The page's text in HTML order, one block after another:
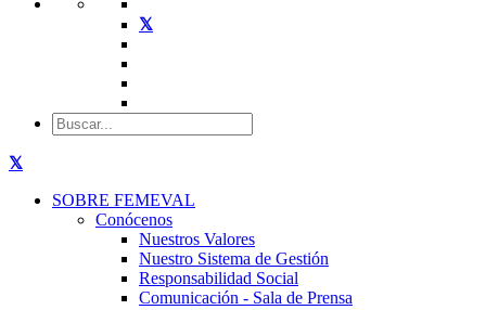
SOBRE FEMEVAL
Conócenos
Nuestros Valores
Nuestro Sistema de Gestión
Responsabilidad Social
Comunicación - Sala de Prensa